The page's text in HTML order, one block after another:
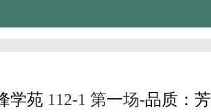
学苑 112-1 第一场-品质：